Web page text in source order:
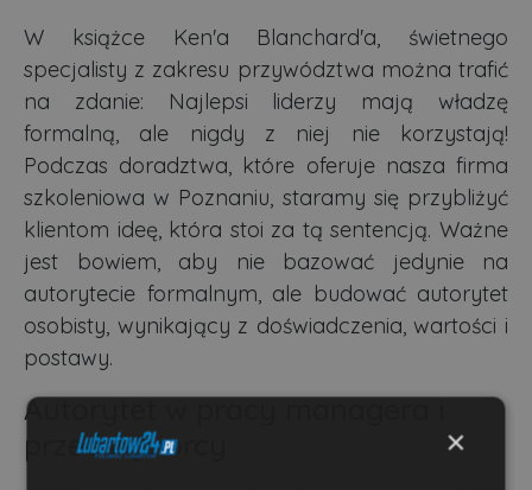
W książce Ken'a Blanchard'a, świetnego
specjalisty z zakresu przywództwa można trafić
na zdanie: Najlepsi liderzy mają władzę
formalną, ale nigdy z niej nie korzystają!
Podczas doradztwa, które oferuje nasza firma
szkoleniowa w Poznaniu, staramy się przybliżyć
klientom ideę, która stoi za tą sentencją. Ważne
jest bowiem, aby nie bazować jedynie na
autorytecie formalnym, ale budować autorytet
osobisty, wynikający z doświadczenia, wartości i
postawy.
Autorytet w pracy managera i
przedsiębiorcy
×